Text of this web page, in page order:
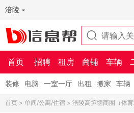
涪陵
首页 招聘 租房 商铺 车辆
装修 电脑 一室一厅 出租 搬家 车辆
首页 > 单间/公寓/住宿 > 涪陵高笋塘商圈（体